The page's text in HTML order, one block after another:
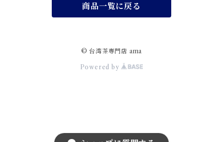
商品一覧に戻る
© 台湾茶専門店 ama
Powered by